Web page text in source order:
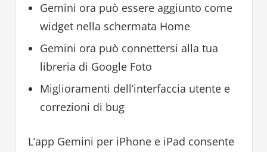
Gemini ora può essere aggiunto come
widget nella schermata Home
Gemini ora può connettersi alla tua
libreria di Google Foto
Miglioramenti dell’interfaccia utente e
correzioni di bug
L’app Gemini per iPhone e iPad consente